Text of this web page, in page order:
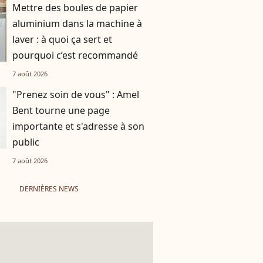
Mettre des boules de papier
aluminium dans la machine à
laver : à quoi ça sert et
pourquoi c’est recommandé
7 août 2026
"Prenez soin de vous" : Amel
Bent tourne une page
importante et s'adresse à son
public
7 août 2026
DERNIÈRES NEWS